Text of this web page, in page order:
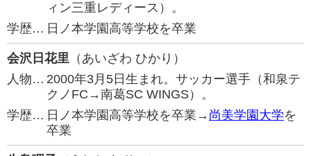
ィン三重レディース）。
学歴… 日ノ本学園高等学校を卒業
会沢日花里 （あいざわ ひかり）
人物… 2000年3月5日生まれ。サッカー選手（和泉テ
クノFC→南葛SC WINGS）。
学歴… 日ノ本学園高等学校を卒業→ 尚美学園大学を
卒業